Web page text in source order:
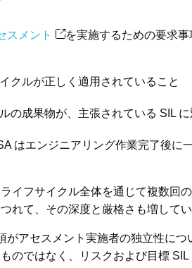
スメント
を実施するための要求
クルが正しく適用されていること
の成果物が、主張されている SIL
はエンジニアリング作業完了後に
イフサイクル全体を通じて複数回
れて、その深度と厳格さも増して
がアセスメント実施者の独立性に
のではなく、リスクおよび目標